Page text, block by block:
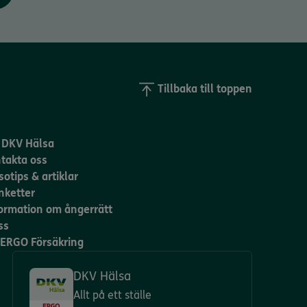
Tillbaka till toppen
DKV Hälsa
Allt på ett ställe
Hälsa
oss
& artiklar
om ångerrätt
Försäkring